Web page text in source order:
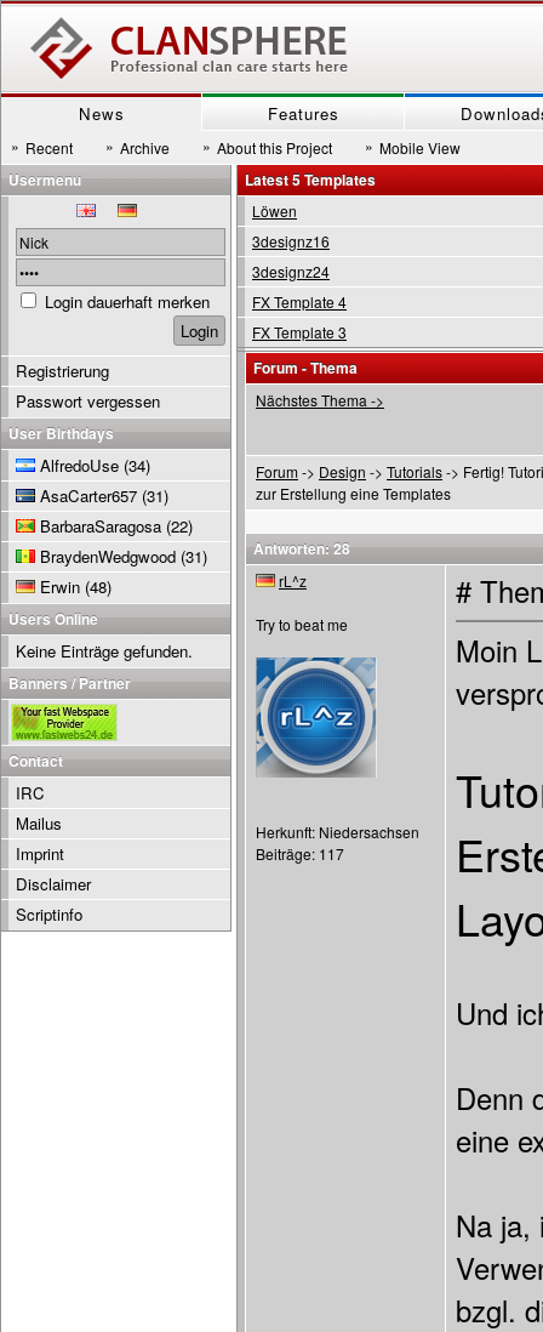
News Features
» Recent » Archive » About this Project » Mobile View
Latest 5 Templates
Löwen
3designz16
3designz24
FX Template 4
FX Template 3
Forum - Thema
Nächstes Thema ->
Forum-> Design -> Tutorials-> Fertig!
zur Erstellung eine Templates
Antworten: 28
rL^z
Try to beat me
Herkunft: Niedersachsen
Beiträge: 117
#
Moin
Und
Denn
eine
Na ja,
bzgl.
Usermenu
Login dauerhaft merken
Registrierung
Passwort vergessen
User Birthdays
AlfredoUse (34)
AsaCarter657 (31)
BarbaraSaragosa (22)
BraydenWedgwood (31)
Erwin (48)
Users Online
Keine Einträge gefunden.
Banners / Partner
Contact
IRC
Mailus
Imprint
Disclaimer
Scriptinfo